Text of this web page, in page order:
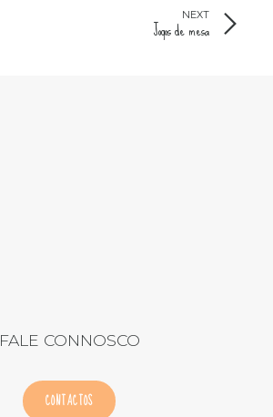
NEXT
Jogos de mesa
FALE CONNOSCO
CONTACTOS